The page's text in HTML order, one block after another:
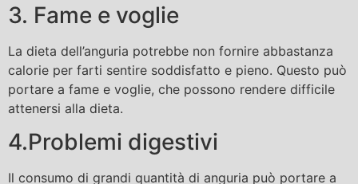
3. Fame e voglie
La dieta dell’anguria potrebbe non fornire abbastanza
calorie per farti sentire soddisfatto e pieno. Questo può
portare a fame e voglie, che possono rendere difficile
attenersi alla dieta.
4.Problemi digestivi
Il consumo di grandi quantità di anguria può portare a